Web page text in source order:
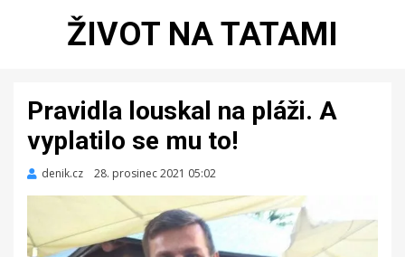
ŽIVOT NA TATAMI
Pravidla louskal na pláži. A
vyplatilo se mu to!
denik.cz
Zveřejněno
28. prosinec 2021 05:02